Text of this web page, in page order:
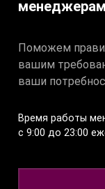
менеджерам
Поможем
вашим
ваши
Время работы
c 9:00 до 23:00